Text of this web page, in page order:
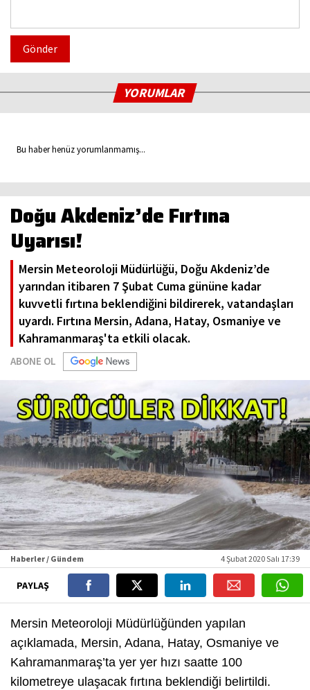
Gönder
YORUMLAR
Bu haber henüz yorumlanmamış...
Doğu Akdeniz’de Fırtına
Uyarısı!
Mersin Meteoroloji Müdürlüğü, Doğu Akdeniz’de
yarından itibaren 7 Şubat Cuma gününe kadar
kuvvetli fırtına beklendiğini bildirerek, vatandaşları
uyardı. Fırtına Mersin, Adana, Hatay, Osmaniye ve
Kahramanmaraş'ta etkili olacak.
ABONE OL
Haberler / Gündem 4 Şubat 2020 Salı 17:39
PAYLAŞ
Mersin Meteoroloji Müdürlüğünden yapılan
açıklamada, Mersin, Adana, Hatay, Osmaniye ve
Kahramanmaraş’ta yer yer hızı saatte 100
kilometreye ulaşacak fırtına beklendiği belirtildi.